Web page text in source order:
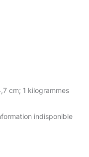
cm; 1 kilogrammes
indisponible